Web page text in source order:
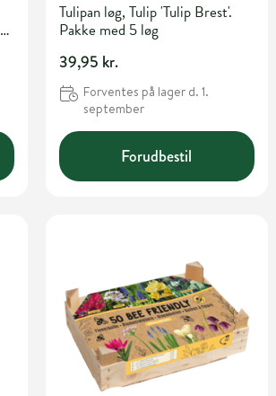
Tulipan løg, Tulip 'Tulip Brest'.
Pakke med 5 løg
39,95 kr.
Forventes på lager d. 1.
september
Forudbestil